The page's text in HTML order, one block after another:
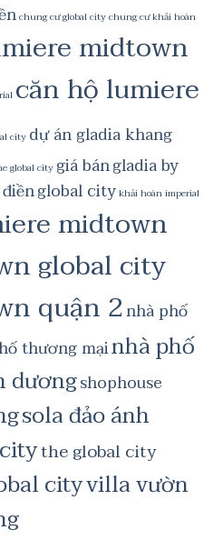
chung cư global citychung cư khải hoàn
midtown
căn hộ lumiere
city dự án gladia khang
global city giá bángladia by
global citykhải hoàn imperial
midtown
global city
quận 2nhà phố
thương mạinhà phố
dươngshophouse
sola đảo ánh
the global city
cityvilla vườn